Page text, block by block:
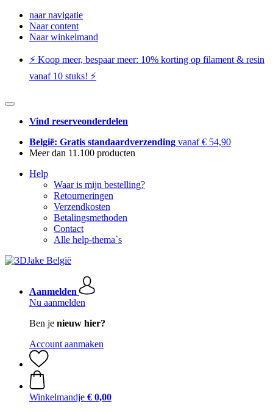
naar navigatie
Naar content
Naar winkelmand
⚡️ Koop meer, bespaar meer: ​​10% korting op filament & resin
vanaf 10 stuks! ⚡️
Vind reserveonderdelen
België: Gratis standaardverzending vanaf € 54,90
Meer dan 11.100 producten
Help
Waar is mijn bestelling?
Retourneringen
Verzendkosten
Betalingsmethoden
Contact
Alle help-thema`s
Aanmelden
Nu aanmelden
Ben je nieuw hier?
Account aanmaken
Winkelmandje € 0,00